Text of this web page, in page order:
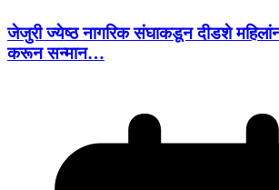
जेजुरी ज्येष्ठ नागरिक संघाकडून दीडशे
करून सन्मान…